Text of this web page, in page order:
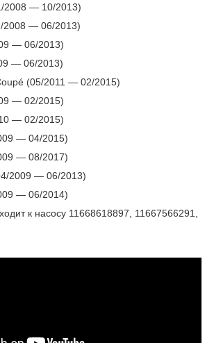
2008 — 10/2013)
2008 — 06/2013)
— 06/2013)
— 06/2013)
(05/2011 — 02/2015)
— 02/2015)
— 02/2015)
— 04/2015)
— 08/2017)
2009 — 06/2013)
— 06/2014)
к насосу 11668618897, 11667566291,